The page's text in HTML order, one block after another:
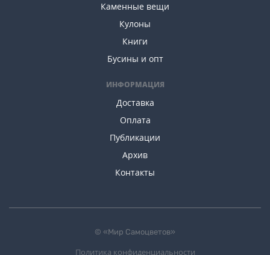
Каменные вещи
Кулоны
Книги
Бусины и опт
ИНФОРМАЦИЯ
Доставка
Оплата
Публикации
Архив
Контакты
© «Мир Самоцветов»
Политика конфиденциальности